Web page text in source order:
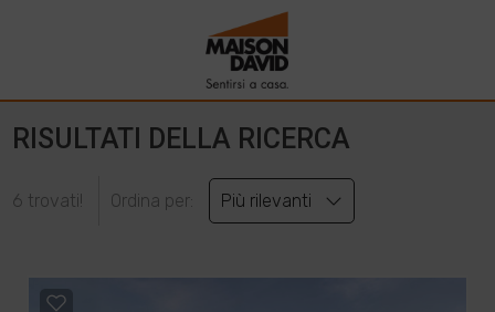
RISULTATI DELLA RICERCA
6 trovati! Ordina per: Più rilevanti